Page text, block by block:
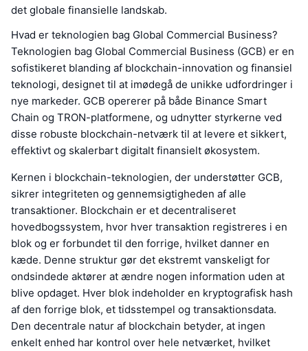
det globale finansielle landskab.
Hvad er teknologien bag Global Commercial Business?
Teknologien bag Global Commercial Business (GCB) er en
sofistikeret blanding af blockchain-innovation og finansiel
teknologi, designet til at imødegå de unikke udfordringer i
nye markeder. GCB opererer på både Binance Smart
Chain og TRON-platformene, og udnytter styrkerne ved
disse robuste blockchain-netværk til at levere et sikkert,
effektivt og skalerbart digitalt finansielt økosystem.
Kernen i blockchain-teknologien, der understøtter GCB,
sikrer integriteten og gennemsigtigheden af alle
transaktioner. Blockchain er et decentraliseret
hovedbogssystem, hvor hver transaktion registreres i en
blok og er forbundet til den forrige, hvilket danner en
kæde. Denne struktur gør det ekstremt vanskeligt for
ondsindede aktører at ændre nogen information uden at
blive opdaget. Hver blok indeholder en kryptografisk hash
af den forrige blok, et tidsstempel og transaktionsdata.
Den decentrale natur af blockchain betyder, at ingen
enkelt enhed har kontrol over hele netværket, hvilket